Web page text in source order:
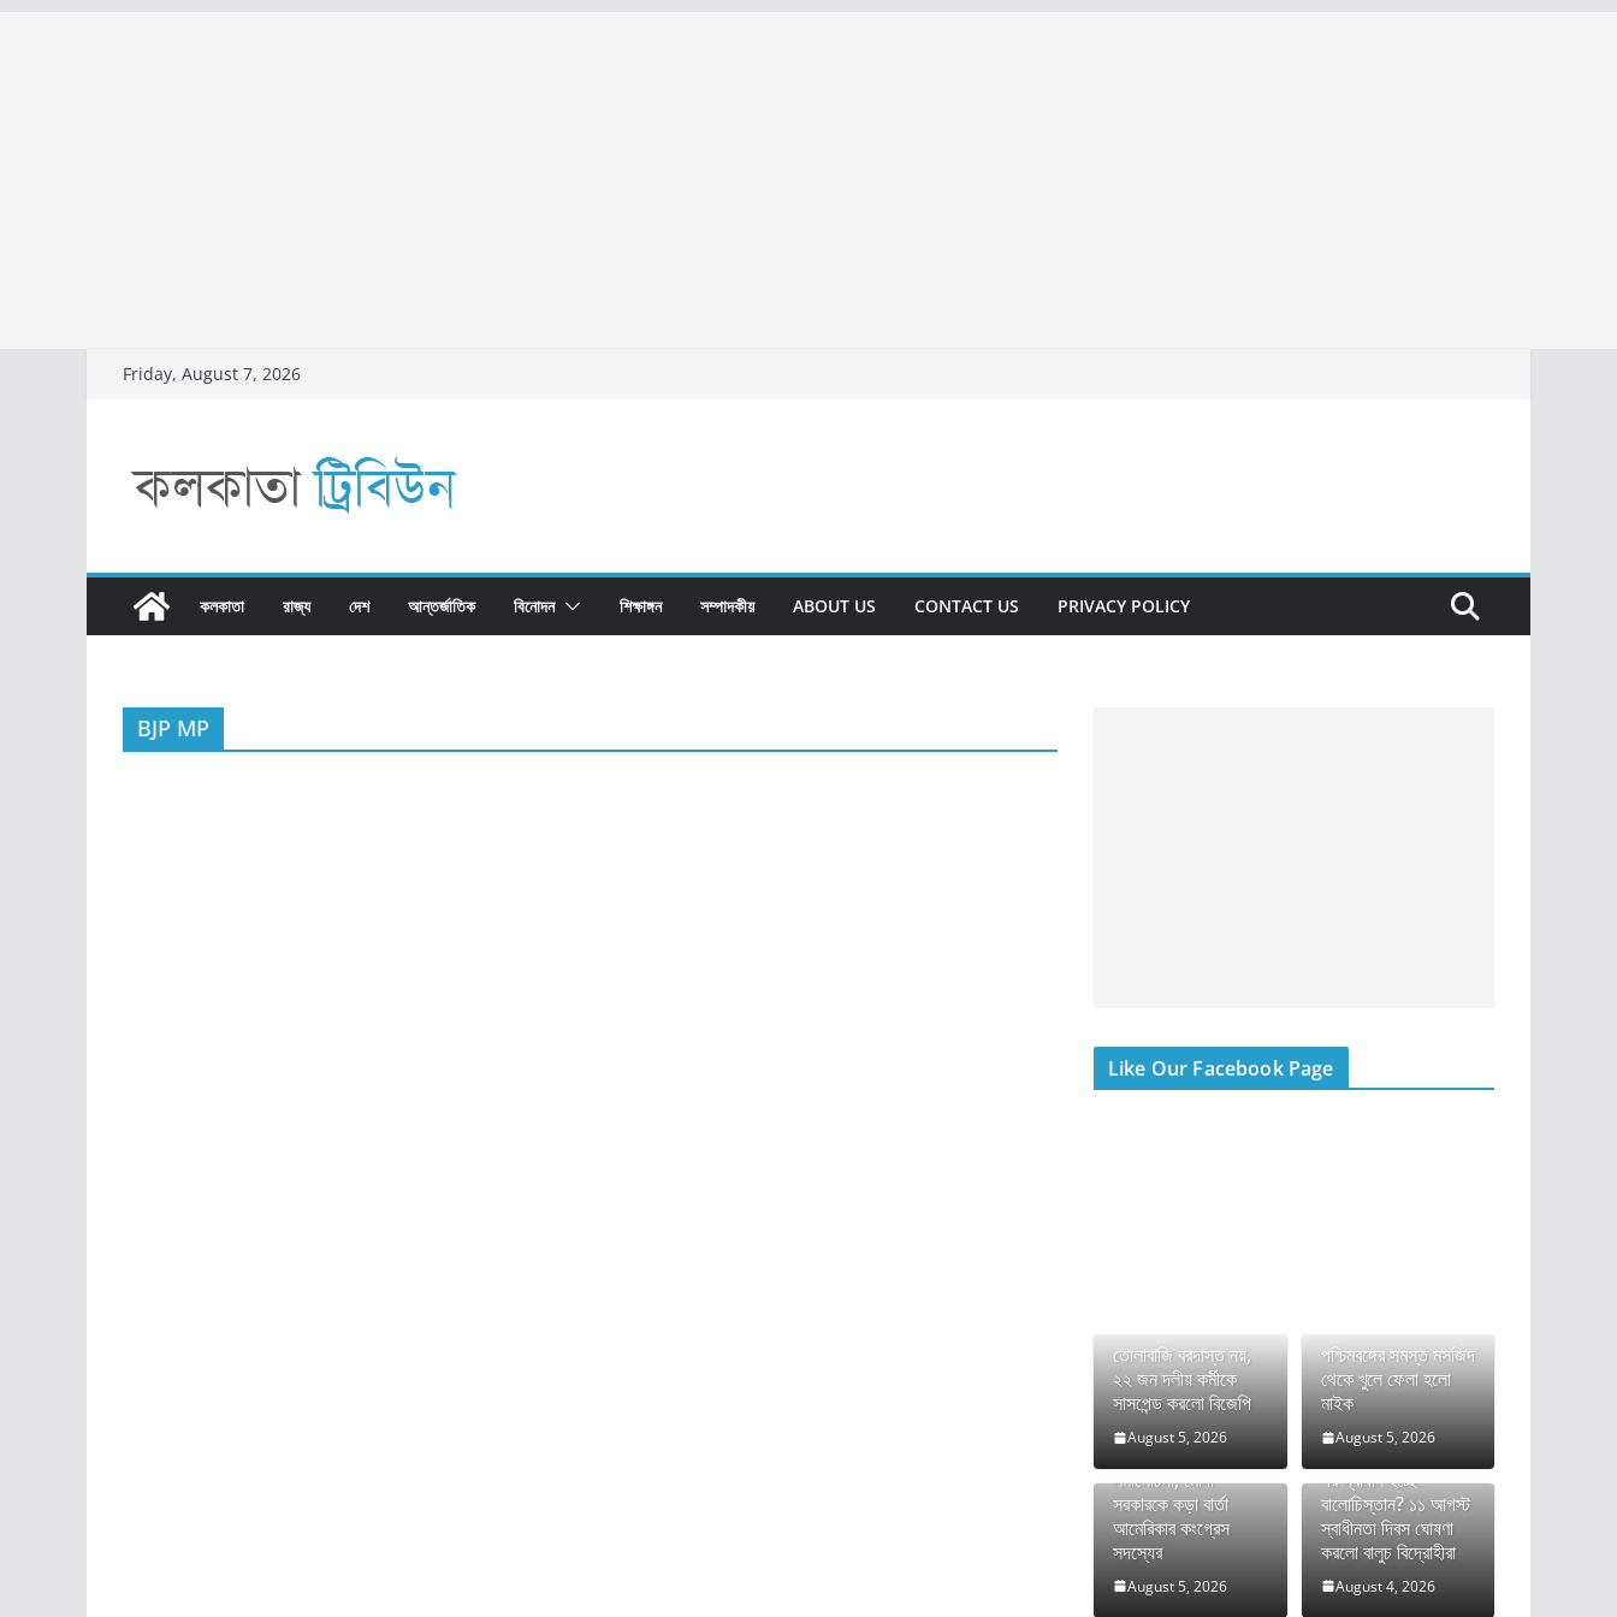
Friday, August 7, 2026
কলকাতা রাজ্য​ দেশ আন্তর্জাতিক বিনোদন শিক্ষাঙ্গন সম্পাদকীয় ABOUT US CONTACT US PRIVACY POLICY
BJP MP
Like Our Facebook Page
তোলাবাজি বরদাস্ত নয়,
২২ জন দলীয় কর্মীকে
সাসপেন্ড করলো বিজেপি
August 5, 2026
পশ্চিমবঙ্গের সমস্ত মসজিদ
থেকে খুলে ফেলা হলো
মাইক
August 5, 2026
সমালোচনা, মোদী
সরকারকে কড়া বার্তা
আমেরিকার কংগ্রেস
সদস্যের
August 5, 2026
পর স্বাধীন হচ্ছে
বালোচিস্তান? ১১ আগস্ট
স্বাধীনতা দিবস ঘোষণা
করলো বালুচ বিদ্রোহীরা
August 4, 2026
অনুপ্রবেশকারীদের